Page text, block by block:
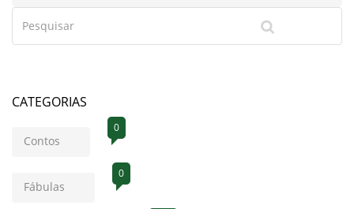
CATEGORIAS
Contos
0
Fábulas
0